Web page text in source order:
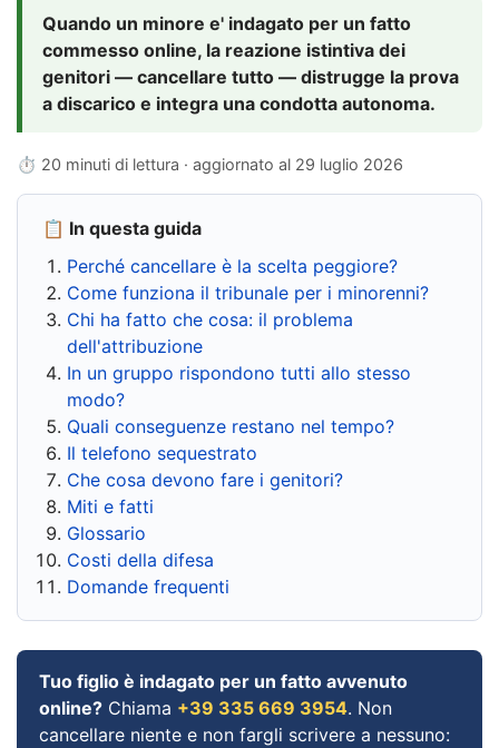
Quando un minore e' indagato per un fatto
commesso online, la reazione istintiva dei
genitori — cancellare tutto — distrugge la prova
a discarico e integra una condotta autonoma.
⏱ 20 minuti di lettura · aggiornato al 29 luglio 2026
📋 In questa guida
Perché cancellare è la scelta peggiore?
Come funziona il tribunale per i minorenni?
Chi ha fatto che cosa: il problema
dell'attribuzione
In un gruppo rispondono tutti allo stesso
modo?
Quali conseguenze restano nel tempo?
Il telefono sequestrato
Che cosa devono fare i genitori?
Miti e fatti
Glossario
Costi della difesa
Domande frequenti
Tuo figlio è indagato per un fatto avvenuto
online? Chiama +39 335 669 3954. Non
cancellare niente e non fargli scrivere a nessuno: